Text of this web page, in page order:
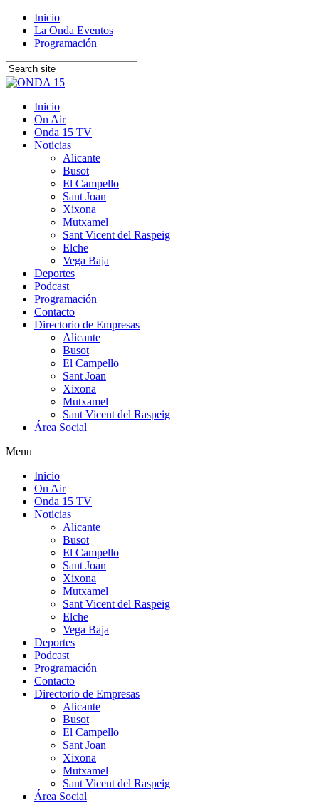
Inicio
La Onda Eventos
Programación
Inicio
On Air
Onda 15 TV
Noticias
Alicante
Busot
El Campello
Sant Joan
Xixona
Mutxamel
Sant Vicent del Raspeig
Elche
Vega Baja
Deportes
Podcast
Programación
Contacto
Directorio de Empresas
Alicante
Busot
El Campello
Sant Joan
Xixona
Mutxamel
Sant Vicent del Raspeig
Área Social
Menu
Inicio
On Air
Onda 15 TV
Noticias
Alicante
Busot
El Campello
Sant Joan
Xixona
Mutxamel
Sant Vicent del Raspeig
Elche
Vega Baja
Deportes
Podcast
Programación
Contacto
Directorio de Empresas
Alicante
Busot
El Campello
Sant Joan
Xixona
Mutxamel
Sant Vicent del Raspeig
Área Social